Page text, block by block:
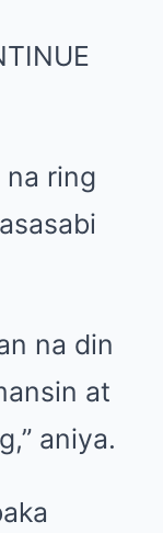
na ring
na din
at
aniya.